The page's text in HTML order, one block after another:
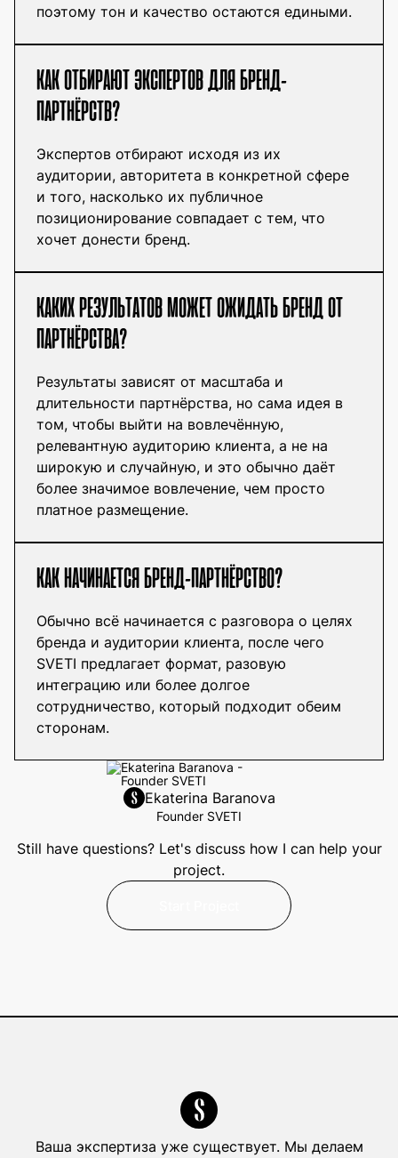
Ekaterina Baranova
Founder SVETI
Still have questions? Let's discuss how I can help your
project.
поэтому тон и качество остаются едиными.
КАК ОТБИРАЮТ ЭКСПЕРТОВ ДЛЯ БРЕНД-
ПАРТНЁРСТВ?
Экспертов отбирают исходя из их
аудитории, авторитета в конкретной сфере
и того, насколько их публичное
позиционирование совпадает с тем, что
хочет донести бренд.
КАКИХ РЕЗУЛЬТАТОВ МОЖЕТ ОЖИДАТЬ БРЕНД ОТ
ПАРТНЁРСТВА?
Результаты зависят от масштаба и
длительности партнёрства, но сама идея в
том, чтобы выйти на вовлечённую,
релевантную аудиторию клиента, а не на
широкую и случайную, и это обычно даёт
более значимое вовлечение, чем просто
платное размещение.
КАК НАЧИНАЕТСЯ БРЕНД-ПАРТНЁРСТВО?
Обычно всё начинается с разговора о целях
бренда и аудитории клиента, после чего
SVETI предлагает формат, разовую
интеграцию или более долгое
сотрудничество, который подходит обеим
сторонам.
Ваша экспертиза уже существует. Мы делаем